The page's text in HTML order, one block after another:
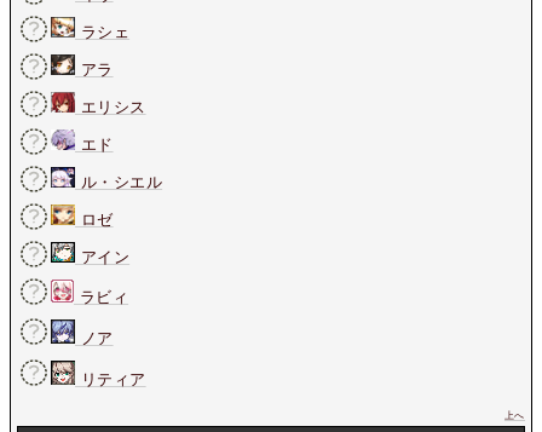
ラシェ
アラ
エリシス
エド
ル・シエル
ロゼ
アイン
ラビィ
ノア
リティア
上へ